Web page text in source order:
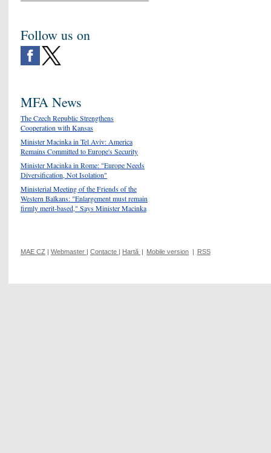
Follow us on
MFA News
The Czech Republic Strengthens
Cooperation with Kansas
Minister Macinka in Tel Aviv: America
Remains Committed to Europe's Security
Minister Macinka in Rome: "Europe Needs
Diversification, Not Isolation"
Ministerial Meeting of the Friends of the
Western Balkans: "Enlargement must remain
firmly merit-based," Says Minister Macinka
MAE CZ Webmaster Contacte Hartă Mobile version RSS